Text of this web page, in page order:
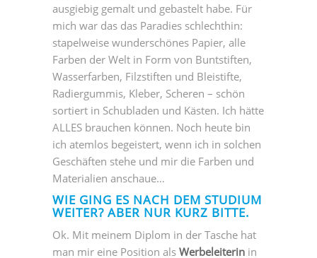
ausgiebig gemalt und gebastelt habe. Für
mich war das das Paradies schlechthin:
stapelweise wunderschönes Papier, alle
Farben der Welt in Form von Buntstiften,
Wasserfarben, Filzstiften und Bleistifte,
Radiergummis, Kleber, Scheren – schön
sortiert in Schubladen und Kästen. Ich hätte
ALLES brauchen können. Noch heute bin
ich atemlos begeistert, wenn ich in solchen
Geschäften stehe und mir die Farben und
Materialien anschaue…
WIE GING ES NACH DEM STUDIUM
WEITER? ABER NUR KURZ BITTE.
Ok. Mit meinem Diplom in der Tasche hat
man mir eine Position als Werbeleiterinin